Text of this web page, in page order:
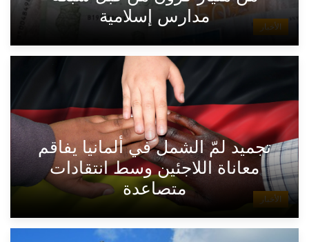
الأخبار
مدارس إسلامية
الأخبار
تجميد لمّ الشمل في ألمانيا يفاقم
معاناة اللاجئين وسط انتقادات
متصاعدة